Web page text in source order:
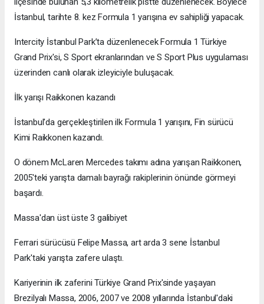
İstanbul, tarihte 8. kez Formula 1 yarışına ev sahipliği yapacak.
Intercity İstanbul Park’ta düzenlenecek Formula 1 Türkiye
Grand Prix'si, S Sport ekranlarından ve S Sport Plus uygulaması
üzerinden canlı olarak izleyiciyle buluşacak.
İlk yarışı Raikkonen kazandı
İstanbul'da gerçekleştirilen ilk Formula 1 yarışını, Fin sürücü
Kimi Raikkonen kazandı.
O dönem McLaren Mercedes takımı adına yarışan Raikkonen,
2005'teki yarışta damalı bayrağı rakiplerinin önünde görmeyi
başardı.
Massa'dan üst üste 3 galibiyet
Ferrari sürücüsü Felipe Massa, art arda 3 sene İstanbul
Park'taki yarışta zafere ulaştı.
Kariyerinin ilk zaferini Türkiye Grand Prix'sinde yaşayan
Brezilyalı Massa, 2006, 2007 ve 2008 yıllarında İstanbul'daki